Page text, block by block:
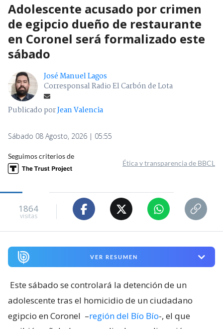
Adolescente acusado por crimen
de egipcio dueño de restaurante
en Coronel será formalizado este
sábado
José Manuel Lagos
Corresponsal Radio El Carbón de Lota
Publicado porJean Valencia
Sábado 08 Agosto, 2026 | 05:55
Seguimos criterios de
Ética y transparencia de BBCL
1864
visitas
VER RESUMEN
Este sábado se controlará la detención de un
adolescente tras el homicidio de un ciudadano
egipcio en Coronel –región del Bío Bío-, el que